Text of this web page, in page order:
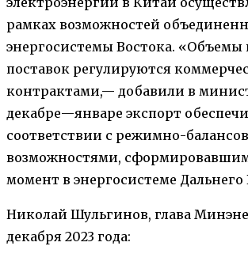
рамках возможностей
энергосистемы Востока.
поставок регулируются
контрактами,— добавили в
декабре—январе экспорт
соответствии с режимно-
возможностями,
момент в энергосистеме Дальнего
Николай Шульгинов, глава
декабря 2023 года: